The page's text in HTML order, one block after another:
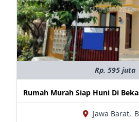
Rp. 595 juta
Rumah Murah Siap Huni Di
Jawa Barat,